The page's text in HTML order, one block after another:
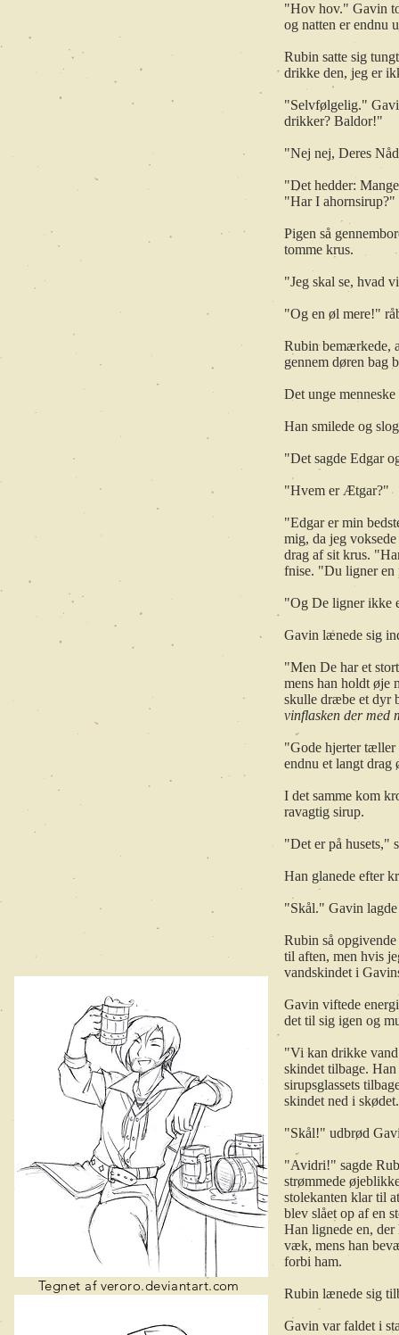
Tegnet af veroro.deviantart.com
"Hov hov." Gavin
og natten er endnu
Rubin satte sig
drikke den, jeg er
"Selvfølgelig."
drikker? Baldor!"
"Nej nej, Deres
"Det hedder:
"Har I ahornsirup?"
Pigen så
tomme krus.
"Jeg skal se, hvad
"Og en øl mere!"
Rubin bemærkede,
gennem døren bag
Det unge
Han smilede og
"Det sagde Edgar
"Hvem er Ætgar?"
"Edgar er min
mig, da jeg
drag af sit krus.
fnise. "Du ligner en
"Og De ligner ikke
Gavin lænede sig
"Men De har et
mens han holdt øje
skulle dræbe et dyr
vinflasken der med
"Gode hjerter tæller
endnu et langt
I det samme kom
ravagtig sirup.
"Det er på husets,"
Han glanede efter
"Skål." Gavin
Rubin så
til aften, men hvis
vandskindet i
Gavin viftede
det til sig igen og
"Vi kan drikke
skindet tilbage.
sirupsglassets
skindet ned i
"Skål!" udbrød
"Avidri!" sagde
strømmede
stolekanten klar til
blev slået op af en
Han lignede en,
væk, mens han
forbi ham.
Rubin lænede sig
Gavin var faldet i